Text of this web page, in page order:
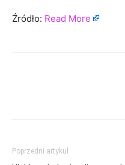
Źródło: Read More
Poprzedni artykuł